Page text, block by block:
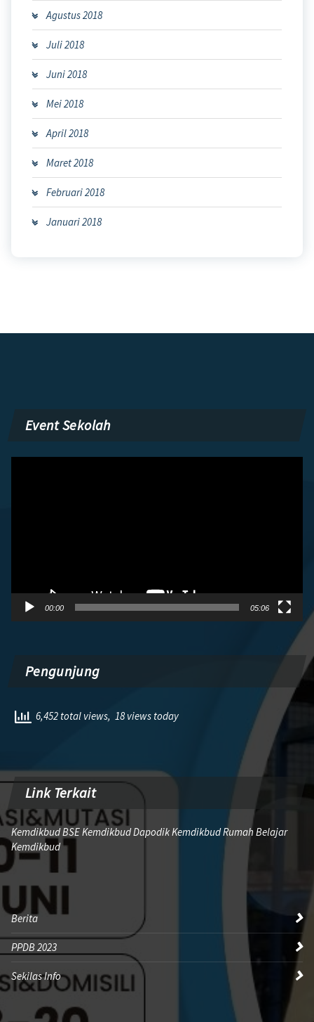
Agustus 2018
Juli 2018
Juni 2018
Mei 2018
April 2018
Maret 2018
Februari 2018
Januari 2018
Event Sekolah
00:00 05:06
Pengunjung
6,452 total views, 18 views today
Link Terkait
Kemdikbud BSE Kemdikbud Dapodik Kemdikbud Rumah Belajar
Kemdikbud
Berita
PPDB 2023
Sekilas Info